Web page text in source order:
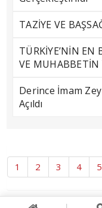
TAZİYE VE
TÜRKİYE’NİN EN
VE MUHABBETİN
Derince İmam
Açıldı
1 2 3 4 5